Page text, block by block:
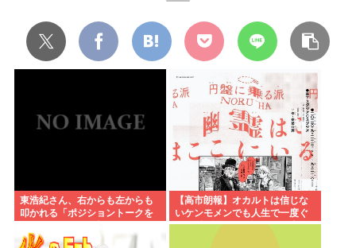
東浩紀さん、右からも左からも
叩かれる「ポジショントークを
擁護されるwww
【高市朗報】オカルトは信じな
いケンモメンでも人生で一度ぐ
らい"超自然的な体験"した事あ